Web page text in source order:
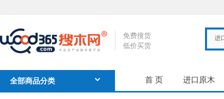
免费搜货
低价买货
进
全部商品分类 首 页 进口原木